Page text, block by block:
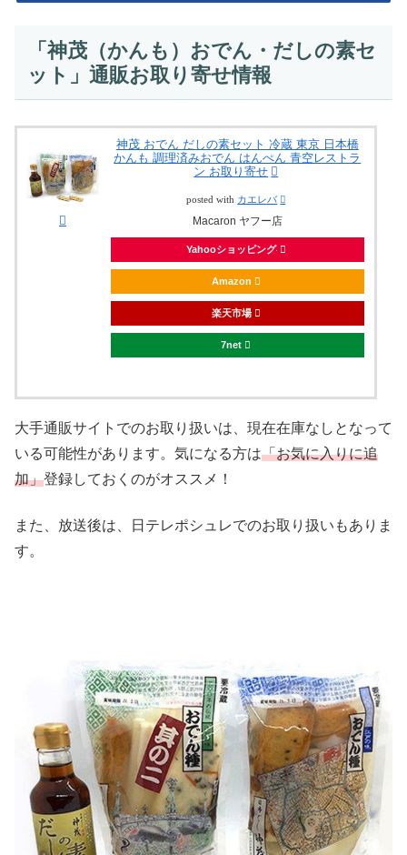
「神茂（かんも）おでん・だしの素セ
ット」通販お取り寄せ情報
神茂 おでん だしの素セット 冷蔵 東京 日本橋
かんも 調理済みおでん はんぺん 青空レストラ
ン お取り寄せ
posted with カエレバ
Macaron ヤフー店
Yahooショッピング
Amazon
楽天市場
7net
大手通販サイトでのお取り扱いは、現在在庫なしとなって
いる可能性があります。気になる方は「お気に入りに追
加」登録しておくのがオススメ！
また、放送後は、日テレポシュレでのお取り扱いもありま
す。